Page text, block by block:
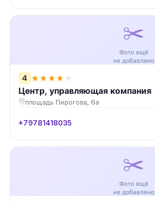
✂️
Фото ещё
не добавлено
4 ★★★★ ★
Центр, управляющая компания
площадь Пирогова, 6а
+79781418035
✂️
Фото ещё
не добавлено